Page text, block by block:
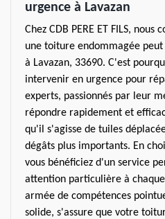
urgence à Lavazan
Chez CDB PERE ET FILS,
une toiture endommagée
à Lavazan, 33690. C'est
intervenir en urgence pour
experts, passionnés par leur
répondre rapidement et
qu'il s'agisse de tuiles
dégâts plus importants. En
vous bénéficiez d'un service
attention particulière à
armée de compétences
solide, s'assure que votre